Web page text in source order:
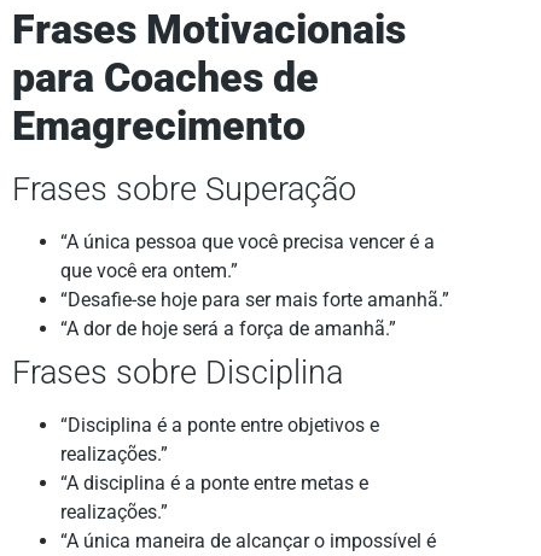
Frases Motivacionais
para Coaches de
Emagrecimento
Frases sobre Superação
“A única pessoa que você precisa vencer é a
que você era ontem.”
“Desafie-se hoje para ser mais forte amanhã.”
“A dor de hoje será a força de amanhã.”
Frases sobre Disciplina
“Disciplina é a ponte entre objetivos e
realizações.”
“A disciplina é a ponte entre metas e
realizações.”
“A única maneira de alcançar o impossível é